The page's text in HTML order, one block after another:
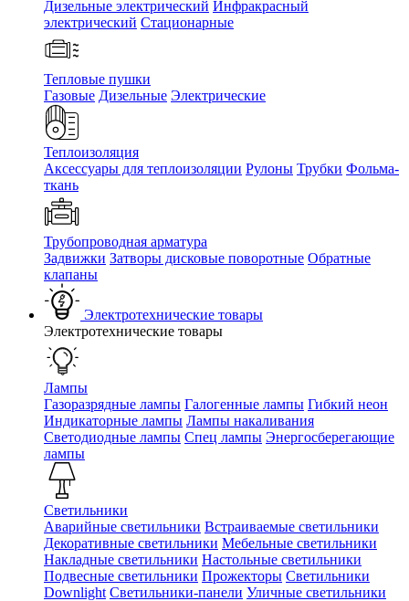
Дизельные электрический Инфракрасный
электрический Стационарные
Тепловые пушки
Газовые Дизельные Электрические
Теплоизоляция
Аксессуары для теплоизоляции Рулоны Трубки Фольма-
ткань
Трубопроводная арматура
Задвижки Затворы дисковые поворотные Обратные
клапаны
Электротехнические товары
Электротехнические товары
Лампы
Газоразрядные лампы Галогенные лампы Гибкий неон
Индикаторные лампы Лампы накаливания
Светодиодные лампы Спец лампы Энергосберегающие
лампы
Светильники
Аварийные светильники Встраиваемые светильники
Декоративные светильники Мебельные светильники
Накладные светильники Настольные светильники
Подвесные светильники Прожекторы Светильники
Downlight Светильники-панели Уличные светильники